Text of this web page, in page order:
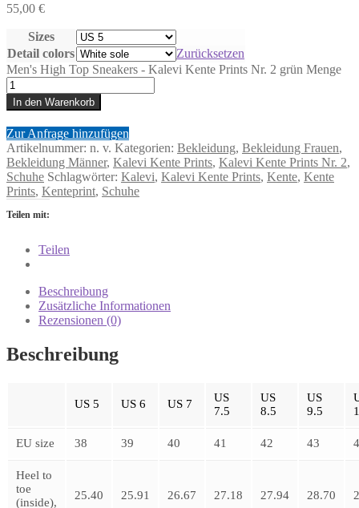
55,00 €
Sizes
Detail colors
Zurücksetzen
Men's High Top Sneakers - Kalevi Kente Prints Nr. 2 grün Menge
In den Warenkorb
Zur Anfrage hinzufügen
Artikelnummer: n. v. Kategorien: Bekleidung, Bekleidung Frauen,
Bekleidung Männer, Kalevi Kente Prints, Kalevi Kente Prints Nr. 2,
Schuhe Schlagwörter: Kalevi, Kalevi Kente Prints, Kente, Kente
Prints, Kenteprint, Schuhe
Teilen mit:
Teilen
Beschreibung
Zusätzliche Informationen
Rezensionen (0)
Beschreibung
US 5 US 6 US 7
US
7.5
US
8.5
US
9.5
EU size 38 39 40 41 42 43
Heel to
toe
(inside),
25.40 25.91 26.67 27.18 27.94 28.70